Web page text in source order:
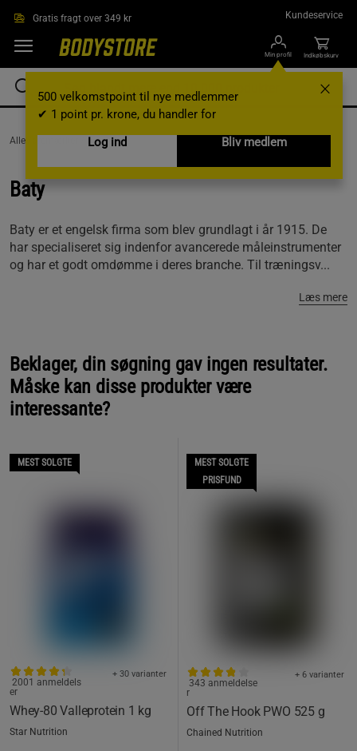
Gratis fragt over 349 kr Kundeservice
Min profil
500 velkomstpoint til nye medlemmer
✔ 1 point pr. krone, du handler for
Log ind
Bliv medlem
Indkøbskurv
AlleVaremærker / Baty
Baty
Baty er et engelsk firma som blev grundlagt i år 1915. De
har specialiseret sig indenfor avancerede måleinstrumenter
og har et godt omdømme i deres branche. Til træningsv...
Læs mere
Beklager, din søgning gav ingen resultater.
Måske kan disse produkter være
interessante?
MEST SOLGTE
Whey-80 Valleprotein 1 kg
+ 30 varianter
2001 anmeldels
er
Star Nutrition
MEST SOLGTE
PRISFUND
Off The Hook PWO 525 g
+ 6 varianter
343 anmeldelse
r
Chained Nutrition